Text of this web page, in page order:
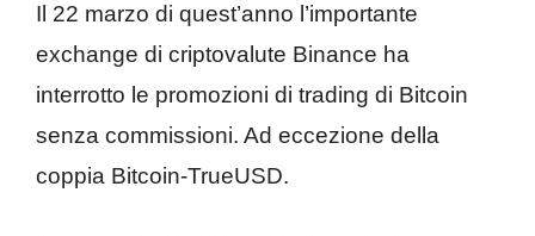
Il 22 marzo di quest’anno l’importante
exchange di criptovalute Binance ha
interrotto le promozioni di trading di Bitcoin
senza commissioni. Ad eccezione della
coppia Bitcoin-TrueUSD.